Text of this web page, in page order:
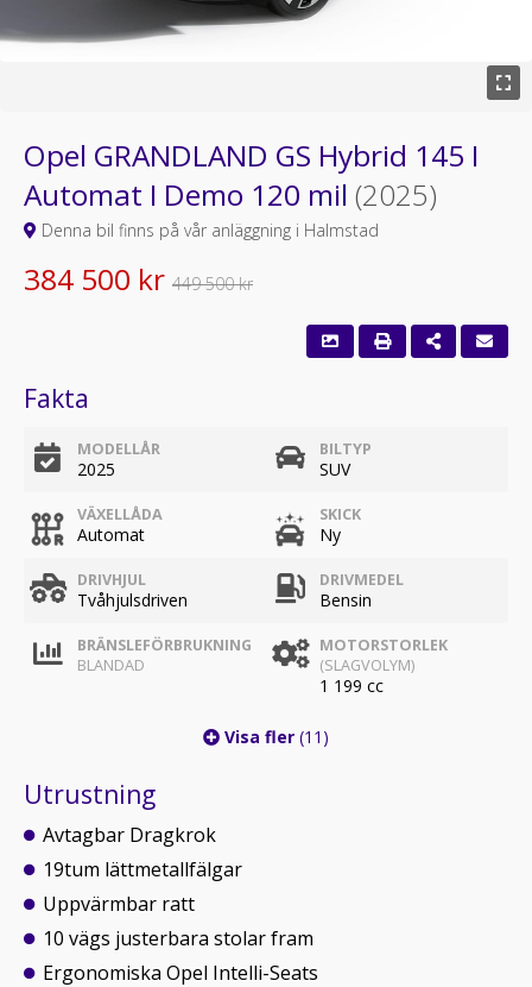
Opel GRANDLAND GS Hybrid 145 I
Automat I Demo 120 mil (2025)
Denna bil finns på vår anläggning i Halmstad
384 500 kr 449 500 kr
Fakta
MODELLÅR
2025
BILTYP
SUV
VÄXELLÅDA
Automat
SKICK
Ny
DRIVHJUL
Tvåhjulsdriven
DRIVMEDEL
Bensin
BRÄNSLEFÖRBRUKNING
BLANDAD
MOTORSTORLEK
(SLAGVOLYM)
1 199 cc
Visa fler (11)
Utrustning
Avtagbar Dragkrok
19tum lättmetallfälgar
Uppvärmbar ratt
10 vägs justerbara stolar fram
Ergonomiska Opel Intelli-Seats